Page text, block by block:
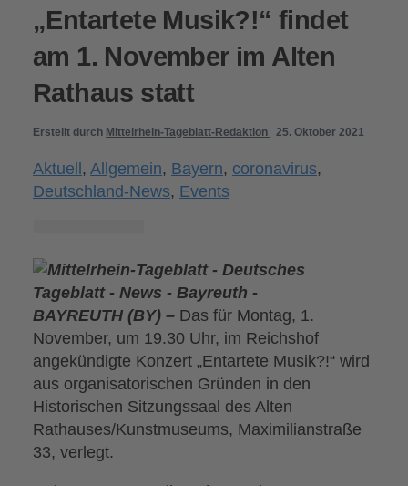
„Entartete Musik?!“ findet
am 1. November im Alten
Rathaus statt
Erstellt durch Mittelrhein-Tageblatt-Redaktion 25. Oktober 2021
Aktuell,Allgemein, Bayern, coronavirus,
Deutschland-News, Events
BAYREUTH (BY) – Das für Montag, 1.
November, um 19.30 Uhr, im Reichshof
angekündigte Konzert „Entartete Musik?!“ wird
aus organisatorischen Gründen in den
Historischen Sitzungssaal des Alten
Rathauses/Kunstmuseums, Maximilianstraße
33, verlegt.